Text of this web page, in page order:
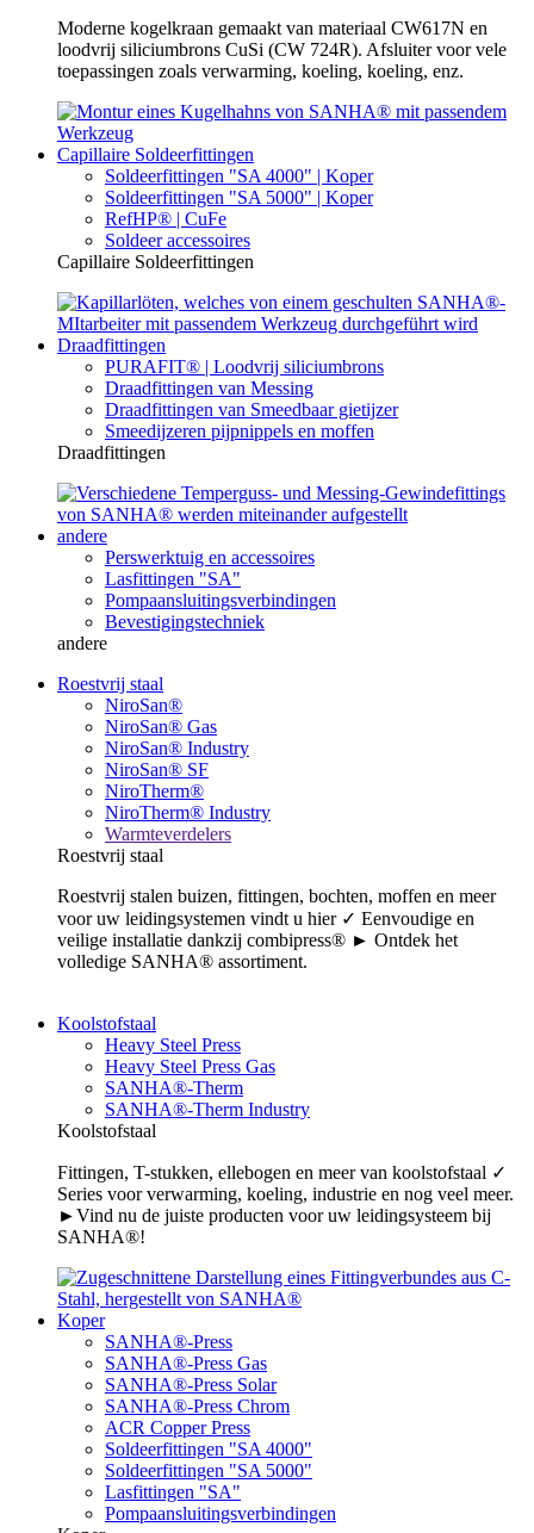
Moderne kogelkraan gemaakt van materiaal CW617N en
loodvrij siliciumbrons CuSi (CW 724R). Afsluiter voor vele
toepassingen zoals verwarming, koeling, koeling, enz.
Capillaire Soldeerfittingen
Soldeerfittingen "SA 4000" | Koper
Soldeerfittingen "SA 5000" | Koper
RefHP® | CuFe
Soldeer accessoires
Capillaire Soldeerfittingen
Draadfittingen
PURAFIT® | Loodvrij siliciumbrons
Draadfittingen van Messing
Draadfittingen van Smeedbaar gietijzer
Smeedijzeren pijpnippels en moffen
Draadfittingen
andere
Perswerktuig en accessoires
Lasfittingen "SA"
Pompaansluitingsverbindingen
Bevestigingstechniek
andere
Roestvrij staal
NiroSan®
NiroSan® Gas
NiroSan® Industry
NiroSan® SF
NiroTherm®
NiroTherm® Industry
Warmteverdelers
Roestvrij staal
Roestvrij stalen buizen, fittingen, bochten, moffen en meer
voor uw leidingsystemen vindt u hier ✓ Eenvoudige en
veilige installatie dankzij combipress® ► Ontdek het
volledige SANHA® assortiment.
Koolstofstaal
Heavy Steel Press
Heavy Steel Press Gas
SANHA®-Therm
SANHA®-Therm Industry
Koolstofstaal
Fittingen, T-stukken, ellebogen en meer van koolstofstaal ✓
Series voor verwarming, koeling, industrie en nog veel meer.
►Vind nu de juiste producten voor uw leidingsysteem bij
SANHA®!
Koper
SANHA®-Press
SANHA®-Press Gas
SANHA®-Press Solar
SANHA®-Press Chrom
ACR Copper Press
Soldeerfittingen "SA 4000"
Soldeerfittingen "SA 5000"
Lasfittingen "SA"
Pompaansluitingsverbindingen